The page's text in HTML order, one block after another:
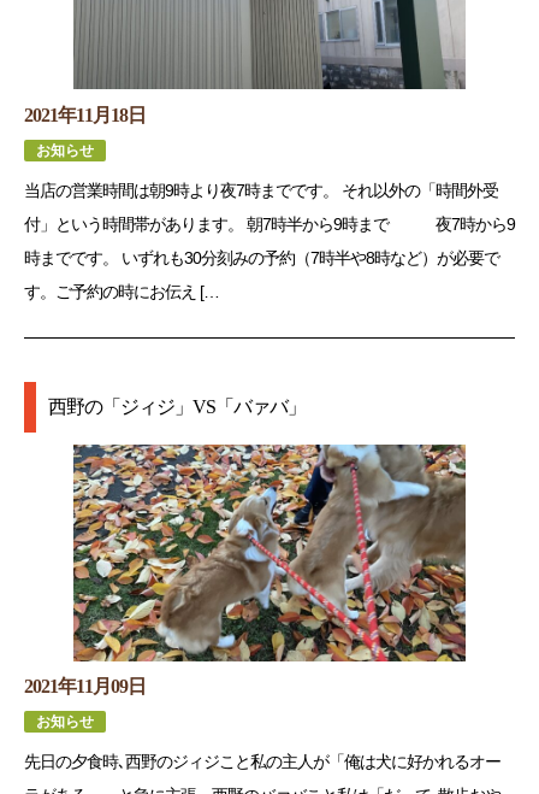
2021年11月18日
お知らせ
当店の営業時間は朝9時より夜7時までです。 それ以外の「時間外受
付」という時間帯があります。 朝7時半から9時まで 夜7時から9
時までです。 いずれも30分刻みの予約（7時半や8時など）が必要で
す。ご予約の時にお伝え […
西野の「ジィジ」VS「バァバ」
2021年11月09日
お知らせ
先日の夕食時､西野のジィジこと私の主人が「俺は犬に好かれるオー